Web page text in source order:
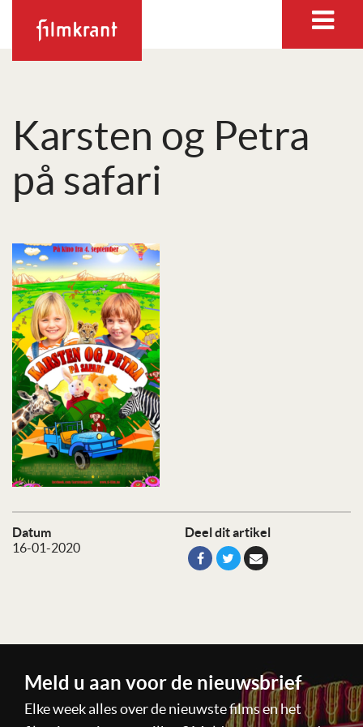
Karsten og Petra
på safari
Datum
16-01-2020
Deel dit artikel
Meld u aan voor de nieuwsbrief
Elke week alles over de nieuwste films en het